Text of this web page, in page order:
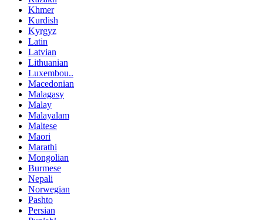
Khmer
Kurdish
Kyrgyz
Latin
Latvian
Lithuanian
Luxembou..
Macedonian
Malagasy
Malay
Malayalam
Maltese
Maori
Marathi
Mongolian
Burmese
Nepali
Norwegian
Pashto
Persian